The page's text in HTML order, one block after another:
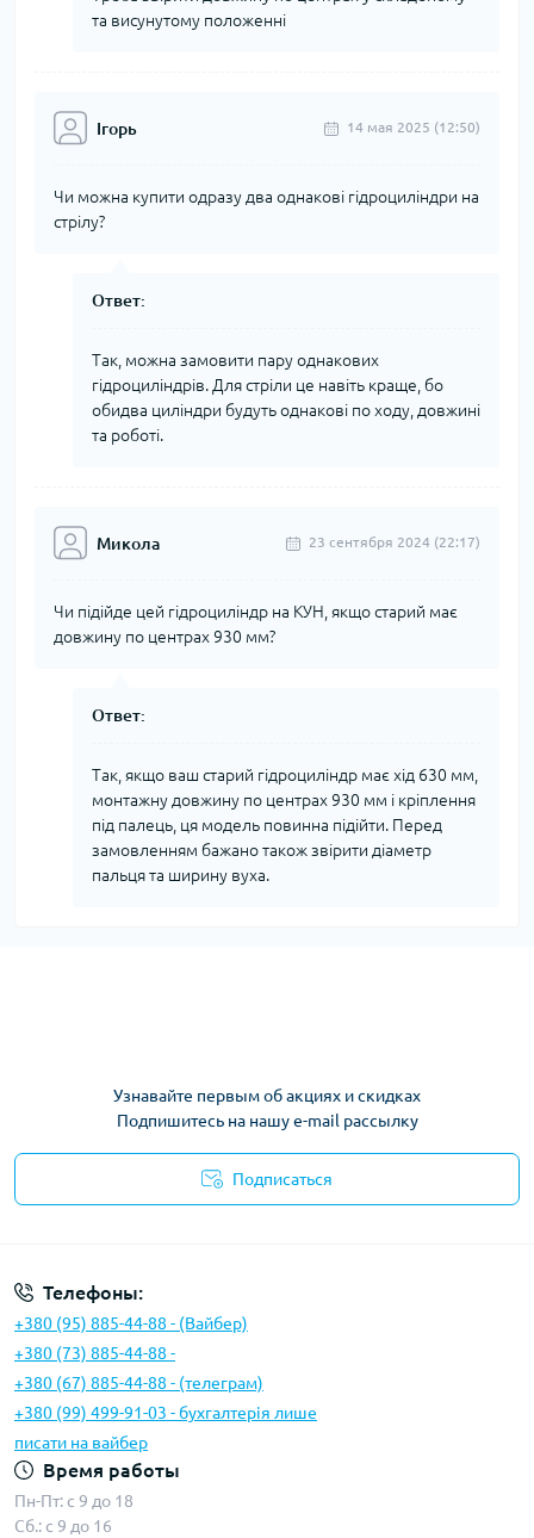
та висунутому положенні
Ігорь 14 мая 2025 (12:50)
Чи можна купити одразу два однакові гідроциліндри на
стрілу?
Ответ:
Так, можна замовити пару однакових
гідроциліндрів. Для стріли це навіть краще, бо
обидва циліндри будуть однакові по ходу, довжині
та роботі.
Микола 23 сентября 2024 (22:17)
Чи підійде цей гідроциліндр на КУН, якщо старий має
довжину по центрах 930 мм?
Ответ:
Так, якщо ваш старий гідроциліндр має хід 630 мм,
монтажну довжину по центрах 930 мм і кріплення
під палець, ця модель повинна підійти. Перед
замовленням бажано також звірити діаметр
пальця та ширину вуха.
Узнавайте первым об акциях и скидках
Подпишитесь на нашу e-mail рассылку
Подписаться
Телефоны:
+380 (95) 885-44-88 - (Вайбер)
+380 (73) 885-44-88 -
+380 (67) 885-44-88 - (телеграм)
+380 (99) 499-91-03 - бухгалтерія лише
писати на вайбер
Время работы
Пн-Пт: с 9 до 18
Сб.: с 9 до 16